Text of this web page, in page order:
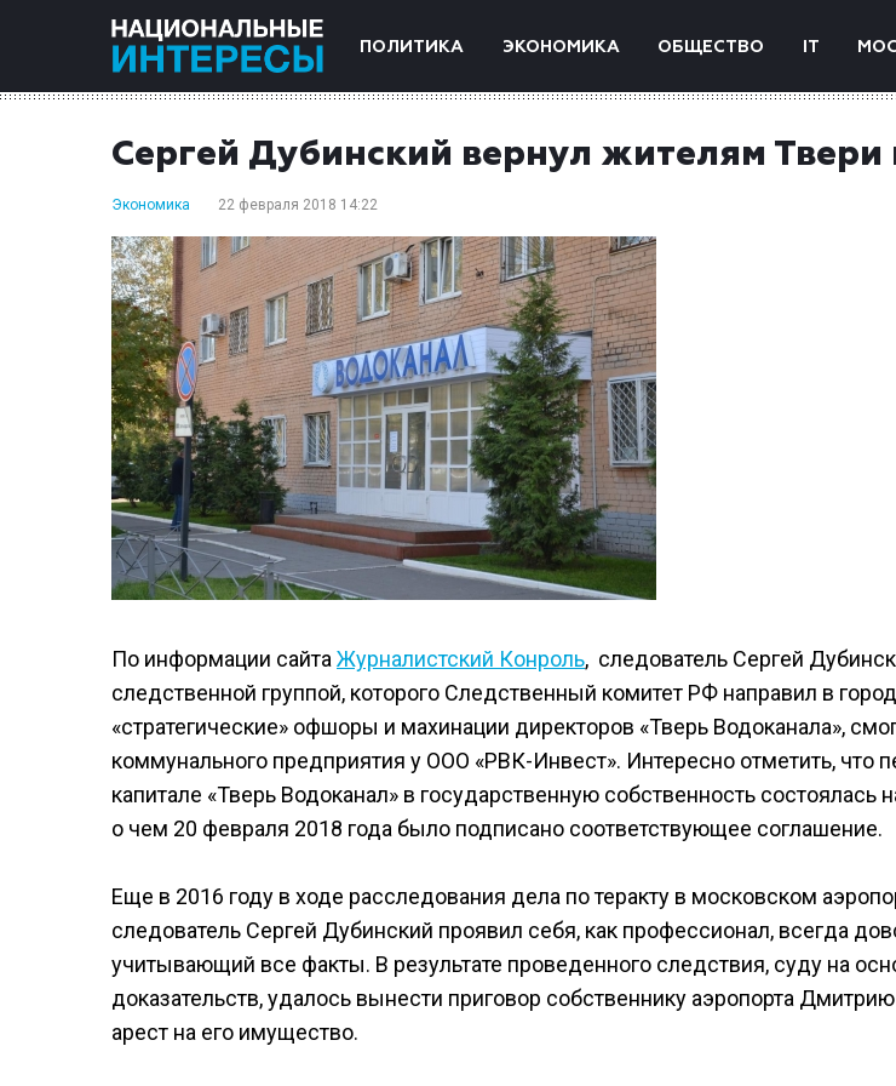
ПОЛИТИКА ЭКОНОМИКА ОБЩЕСТВО IT
Сергей Дубинский вернул жителям Твери
Экономика 22 февраля 2018 14:22
По информации сайта Журналистский Конроль, следователь Сергей
следственной группой, которого Следственный комитет РФ направил в
«стратегические» офшоры и махинации директоров «Тверь Водоканала»,
коммунального предприятия у ООО «РВК-Инвест». Интересно отметить, что
капитале «Тверь Водоканал» в государственную собственность состоялась
о чем 20 февраля 2018 года было подписано соответствующее соглашение.
Еще в 2016 году в ходе расследования дела по теракту в московском
следователь Сергей Дубинский проявил себя, как профессионал, всегда
учитывающий все факты. В результате проведенного следствия, суду на
доказательств, удалось вынести приговор собственнику аэропорта
арест на его имущество.